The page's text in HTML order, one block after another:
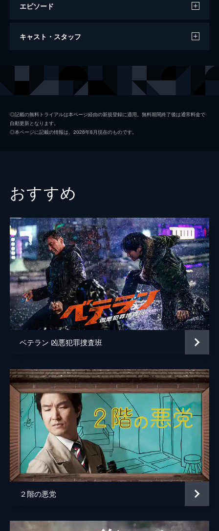
エピソード
監獄の首領
キャスト・スタッフ
ソン・ユゴン キム・レウォン
脚本
音楽 パン・ジュンソク
◎記載の無料トライアルは本ページ経由の新規登録に適用。無料期間終了後は通常料金で
自動更新となります。
◎本ページに記載の情報は、2026年8月現在のものです。
おすすめ
ベテラン 凶悪犯罪捜査班
２階の悪党